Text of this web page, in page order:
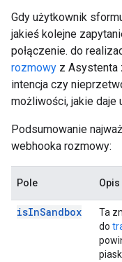
Gdy użytkownik
jakieś kolejne
połączenie. do
rozmowy z Asystenta
intencja czy
możliwości, jakie daje
Podsumowanie
webhooka rozmowy:
Pole Opis
isInSandbox
Ta
do